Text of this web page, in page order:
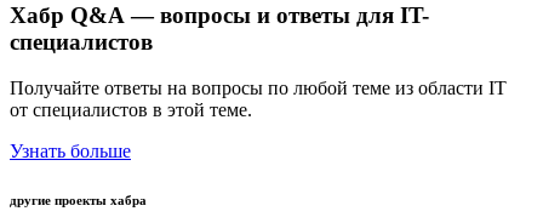
Хабр Q&A — вопросы и ответы для IT-
специалистов
Получайте ответы на вопросы по любой теме из области IT
от специалистов в этой теме.
Узнать больше
другие проекты хабра